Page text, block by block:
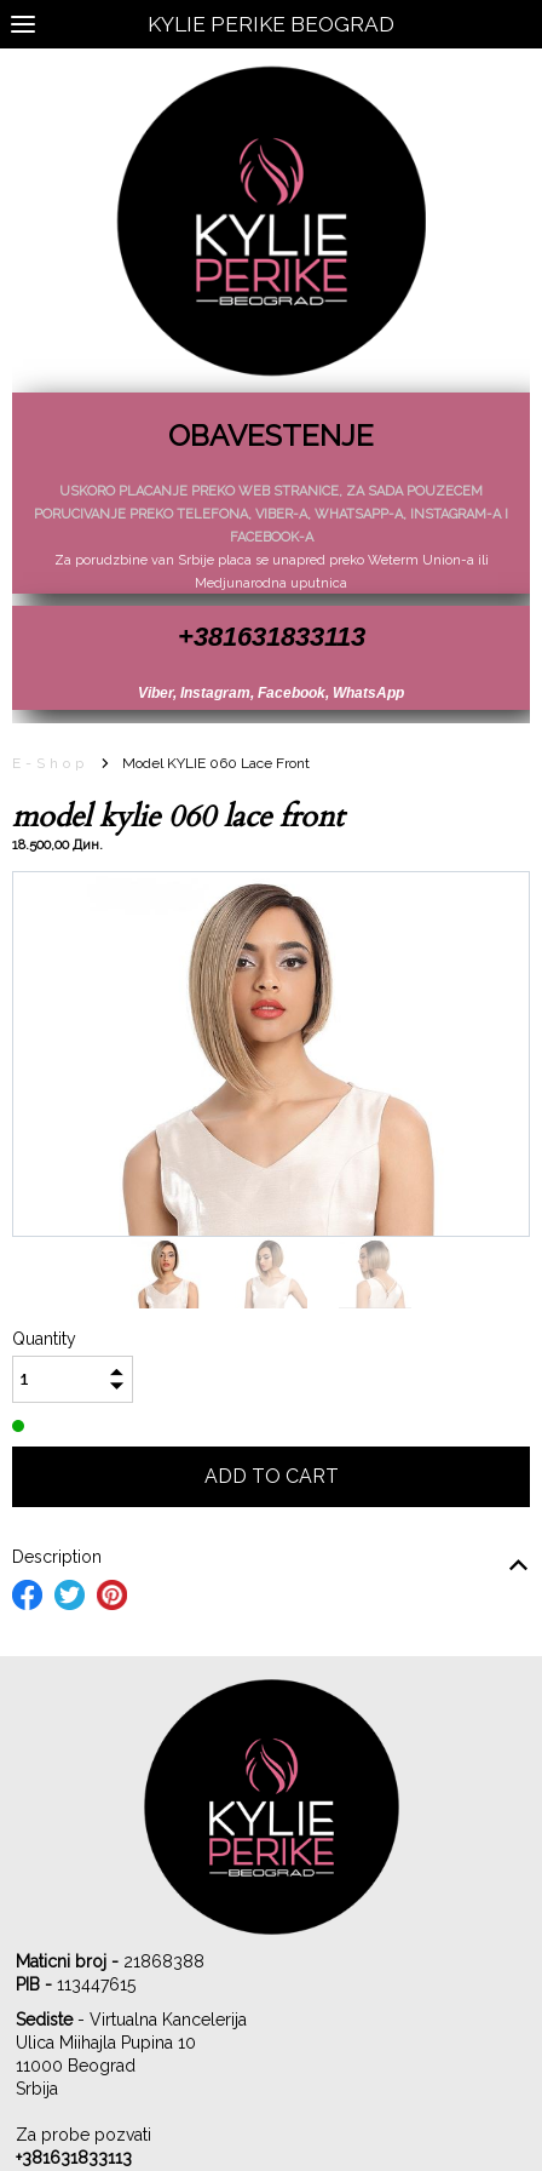
KYLIE PERIKE BEOGRAD
OBAVESTENJE
USKORO PLACANJE PREKO WEB STRANICE, ZA SADA POUZECEM
PORUCIVANJE PREKO TELEFONA, VIBER-A, WHATSAPP-A, INSTAGRAM-A I
FACEBOOK-A
Za porudzbine van Srbije placa se unapred preko Weterm Union-a ili
Medjunarodna uputnica
+381631833113
Viber, Instagram, Facebook, WhatsApp
E-Shop Model KYLIE 060 Lace Front
model kylie 060 lace front
18.500,00 Дин.
Quantity
Description
Maticni broj - 21868388
PIB - 113447615
Sediste- Virtualna Kancelerija
Ulica Miihajla Pupina 10
11000 Beograd
Srbija
Za probe pozvati
+381631833113